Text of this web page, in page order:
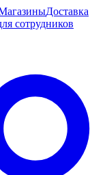
Доставка
сотрудников